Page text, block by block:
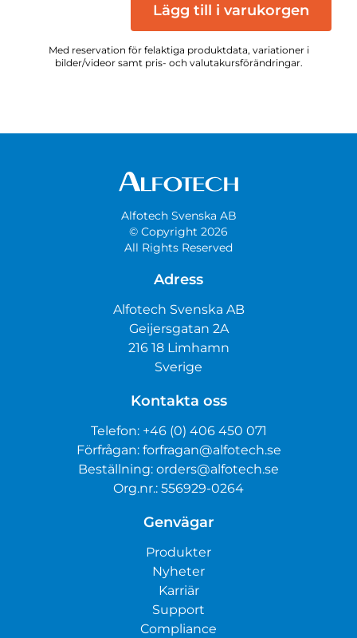
Lägg till i varukorgen
Med reservation för felaktiga produktdata, variationer i
bilder/videor samt pris- och valutakursförändringar.
Alfotech Svenska AB
© Copyright 2026
All Rights Reserved
Adress
Alfotech Svenska AB
Geijersgatan 2A
216 18 Limhamn
Sverige
Kontakta oss
Telefon: +46 (0) 406 450 071
Förfrågan: forfragan@alfotech.se
Beställning: orders@alfotech.se
Org.nr.: 556929-0264
Genvägar
Produkter
Nyheter
Karriär
Support
Compliance